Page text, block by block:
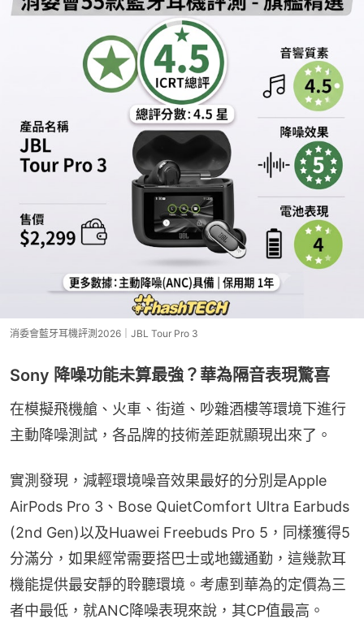
消委會藍牙耳機評測2026｜JBL Tour Pro 3
Sony 降噪功能未算最強？華為隔音表現驚喜
在模擬飛機艙、火車、街道、吵雜酒樓等環境下進行
主動降噪測試，各品牌的技術差距就顯現出來了。
實測發現，減輕環境噪音效果最好的分別是Apple
AirPods Pro 3、Bose QuietComfort Ultra Earbuds
(2nd Gen)以及Huawei Freebuds Pro 5，同樣獲得5
分滿分，如果經常需要搭巴士或地鐵通勤，這幾款耳
機能提供最安靜的聆聽環境。考慮到華為的定價為三
者中最低，就ANC降噪表現來說，其CP值最高。